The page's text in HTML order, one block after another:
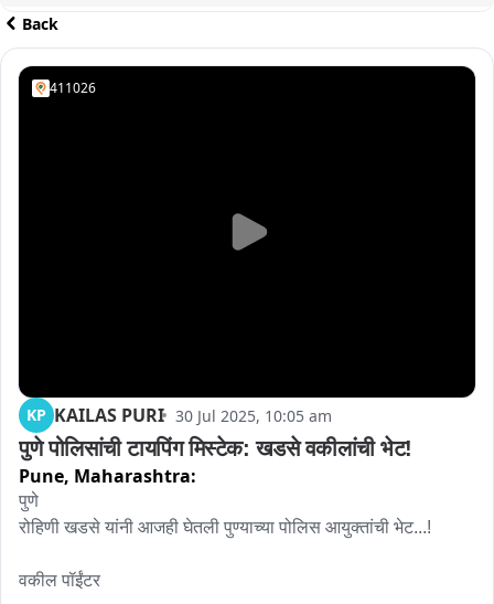
Back
411026
KP KAILAS PURI 30 Jul 2025, 10:05 am
पुणे पोलिसांची टायपिंग मिस्टेक: खडसे वकीलांची भेट!
Pune, Maharashtra:
पुणे
रोहिणी खडसे यांनी आजही घेतली पुण्याच्या पोलिस आयुक्तांची भेट...!
वकील पॉईंटर